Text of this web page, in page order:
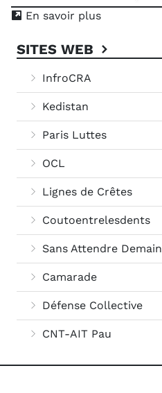
En savoir plus
SITES WEB
InfroCRA
Kedistan
Paris Luttes
OCL
Lignes de Crêtes
Coutoentrelesdents
Sans Attendre Demain
Camarade
Défense Collective
CNT-AIT Pau